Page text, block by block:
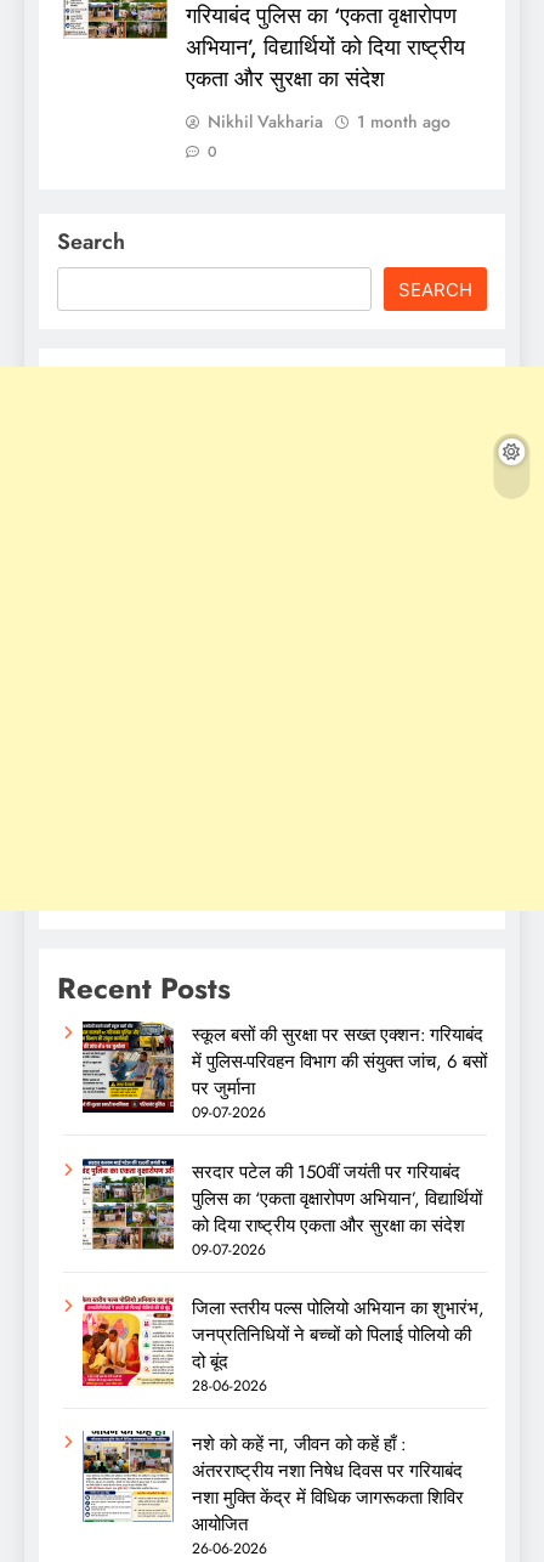
गरियाबंद पुलिस का ‘एकता वृक्षारोपण
अभियान’, विद्यार्थियों को दिया राष्ट्रीय
एकता और सुरक्षा का संदेश
Nikhil Vakharia 1 month ago
0
Search
SEARCH
Recent Posts
स्कूल बसों की सुरक्षा पर सख्त एक्शन: गरियाबंद
में पुलिस-परिवहन विभाग की संयुक्त जांच, 6 बसों
पर जुर्माना
09-07-2026
सरदार पटेल की 150वीं जयंती पर गरियाबंद
पुलिस का ‘एकता वृक्षारोपण अभियान’, विद्यार्थियों
को दिया राष्ट्रीय एकता और सुरक्षा का संदेश
09-07-2026
जिला स्तरीय पल्स पोलियो अभियान का शुभारंभ,
जनप्रतिनिधियों ने बच्चों को पिलाई पोलियो की
दो बूंद
28-06-2026
नशे को कहें ना, जीवन को कहें हाँ :
अंतरराष्ट्रीय नशा निषेध दिवस पर गरियाबंद
नशा मुक्ति केंद्र में विधिक जागरूकता शिविर
आयोजित
26-06-2026